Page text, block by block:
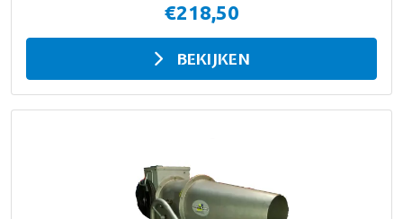
€218,50
BEKIJKEN